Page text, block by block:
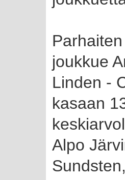
joukkue
Linden -
kasaan
Alpo